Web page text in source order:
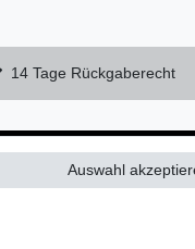
14 Tage Rückgaberecht
Alle akzeptieren
Auswahl